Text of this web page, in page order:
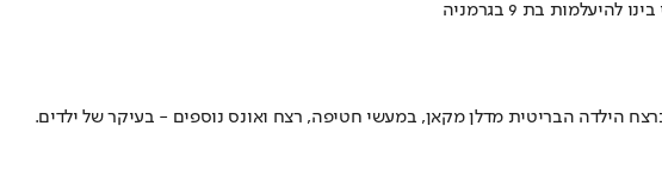
בת 9 בגרמניה
הילדה הבריטית מדלן מקאן, במעשי חטיפה, רצח ואונס נוספים - בעיקר של ילדים.